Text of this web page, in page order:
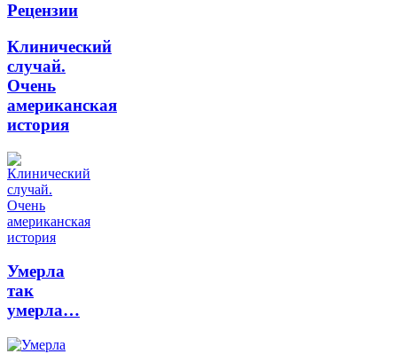
Рецензии
Клинический
случай.
Очень
американская
история
Умерла
так
умерла…